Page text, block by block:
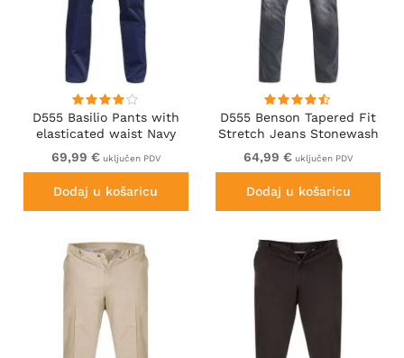
D555 Basilio Pants with
elasticated waist Navy
69,99 € uključen PDV
Dodaj u košaricu
D555 Benson Tapered Fit
Stretch Jeans Stonewash
64,99 € uključen PDV
Dodaj u košaricu